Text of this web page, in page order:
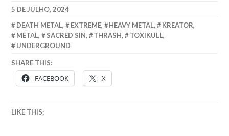
5 DE JULHO, 2024
DEATH METAL, EXTREME, HEAVY METAL, KREATOR,
METAL, SACRED SIN, THRASH, TOXIKULL,
UNDERGROUND
SHARE THIS:
FACEBOOK X
LIKE THIS: